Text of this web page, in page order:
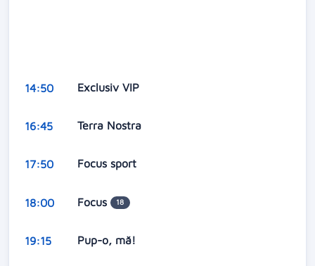
14:50 Exclusiv VIP
16:45 Terra Nostra
17:50 Focus sport
18:00 Focus 18
19:15 Pup-o, mă!